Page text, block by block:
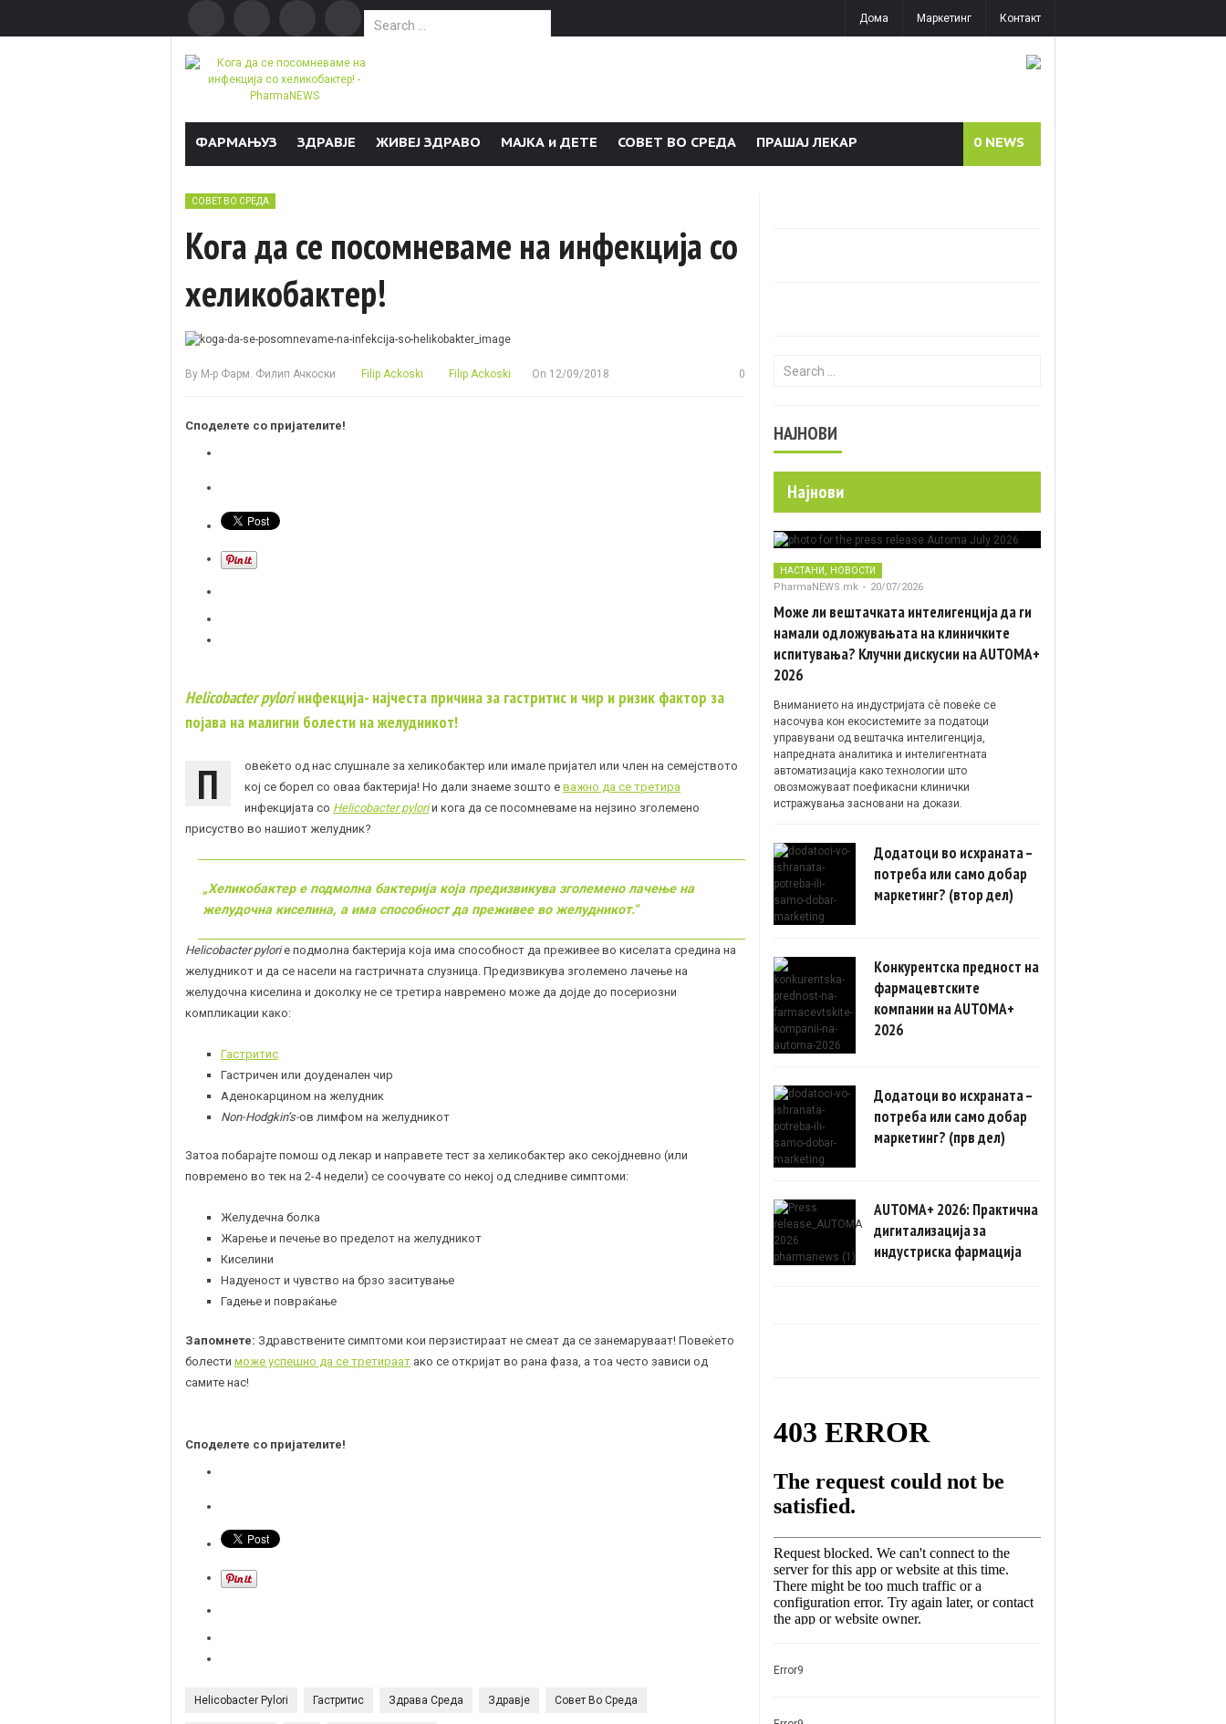
Search for:
Дома Маркетинг Контакт
ФАРМАЊУЗ ЗДРАВЈЕ ЖИВЕЈ ЗДРАВО МАЈКА и ДЕТЕ СОВЕТ ВО СРЕДА ПРАШАЈ ЛЕКАР 0 NEWS
СОВЕТ ВО СРЕДА
Кога да се посомневаме на инфекција со
хеликобактер!
By М-р Фарм. Филип Ачкоски Filip Ackoski Filip Ackoski On 12/09/2018 0
Споделете со пријателите!
Helicobacter pyloriинфекција- најчеста причина за гастритис и чир и ризик фактор за
појава на малигни болести на желудникот!
П
овеќето од нас слушнале за хеликобактер или имале пријател или член на семејството
кој се борел со оваа бактерија! Но дали знаеме зошто е важно да се третира
инфекцијата со Helicobacter pyloriи кога да се посомневаме на нејзино зголемено
присуство во нашиот желудник?
„Хеликобактер е подмолна бактерија која предизвикува зголемено лачење на
желудочна киселина, а има способност да преживее во желудникот.“
Helicobacter pyloriе подмолна бактерија која има способност да преживее во киселата средина на
желудникот и да се насели на гастричната слузница. Предизвикува зголемено лачење на
желудочна киселина и доколку не се третира навремено може да дојде до посериозни
компликации како:
Гастритис
Гастричен или доуденален чир
Аденокарцином на желудник
Non-Hodgkin’s-ов лимфом на желудникот
Затоа побарајте помош од лекар и направете тест за хеликобактер ако секојдневно (или
повремено во тек на 2-4 недели) се соочувате со некој од следниве симптоми:
Желудечна болка
Жарење и печење во пределот на желудникот
Киселини
Надуеност и чувство на брзо заситување
Гадење и повраќање
Запомнете: Здравствените симптоми кои перзистираат не смеат да се занемаруваат! Повеќето
болести може успешно да се третираат ако се откријат во рана фаза, а тоа често зависи од
самите нас!
Споделете со пријателите!
Helicobacter Pylori Гастритис Здрава Среда Здравје Совет Во Среда
Search for:
НАЈНОВИ
Најнови
НАСТАНИ , НОВОСТИ
PharmaNEWS.mk - 20/07/2026
Може ли вештачката интелигенција да ги
намали одложувањата на клиничките
испитувања? Клучни дискусии на AUTOMA+
2026
Вниманието на индустријата сè повеќе се
насочува кон екосистемите за податоци
управувани од вештачка интелигенција,
напредната аналитика и интелигентната
автоматизација како технологии што
овозможуваат поефикасни клинички
истражувања засновани на докази.
Додатоци во исхраната –
потреба или само добар
маркетинг? (втор дел)
Конкурентска предност на
фармацевтските
компании на AUTOMA+
2026
Додатоци во исхраната –
потреба или само добар
маркетинг? (прв дел)
AUTOMA+ 2026: Практична
дигитализација за
индустриска фармација
Error9